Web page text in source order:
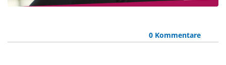
0 Kommentare